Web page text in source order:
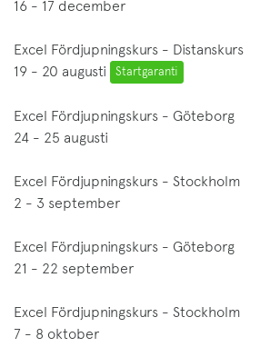
16 - 17 december
Excel Fördjupningskurs - Distanskurs
19 - 20 augusti
Startgaranti
Excel Fördjupningskurs - Göteborg
24 - 25 augusti
Excel Fördjupningskurs - Stockholm
2 - 3 september
Excel Fördjupningskurs - Göteborg
21 - 22 september
Excel Fördjupningskurs - Stockholm
7 - 8 oktober